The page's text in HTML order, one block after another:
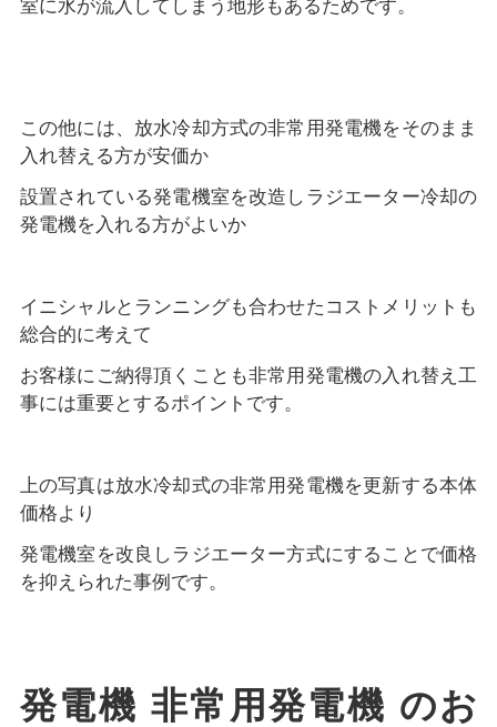
室に水が流入してしまう地形もあるためです。
この他には、放水冷却方式の非常用発電機をそのまま
入れ替える方が安価か
設置されている発電機室を改造しラジエーター冷却の
発電機を入れる方がよいか
イニシャルとランニングも合わせたコストメリットも
総合的に考えて
お客様にご納得頂くことも非常用発電機の入れ替え工
事には重要とするポイントです。
上の写真は放水冷却式の非常用発電機を更新する本体
価格より
発電機室を改良しラジエーター方式にすることで価格
を抑えられた事例です。
発電機 非常用発電機 のお